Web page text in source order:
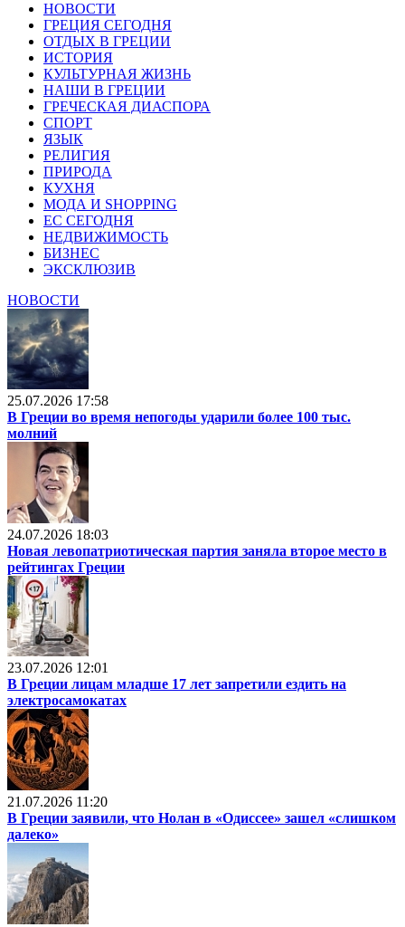
НОВОСТИ
ГРЕЦИЯ СЕГОДНЯ
ОТДЫХ В ГРЕЦИИ
ИСТОРИЯ
КУЛЬТУРНАЯ ЖИЗНЬ
НАШИ В ГРЕЦИИ
ГРЕЧЕСКАЯ ДИАСПОРА
СПОРТ
ЯЗЫК
РЕЛИГИЯ
ПРИРОДА
КУХНЯ
МОДА И SHOPPING
ЕС СЕГОДНЯ
НЕДВИЖИМОСТЬ
БИЗНЕС
ЭКСКЛЮЗИВ
НОВОСТИ
25.07.2026 17:58
В Греции во время непогоды ударили более 100 тыс.
молний
24.07.2026 18:03
Новая левопатриотическая партия заняла второе место в
рейтингах Греции
23.07.2026 12:01
В Греции лицам младше 17 лет запретили ездить на
электросамокатах
21.07.2026 11:20
В Греции заявили, что Нолан в «Одиссее» зашел «слишком
далеко»